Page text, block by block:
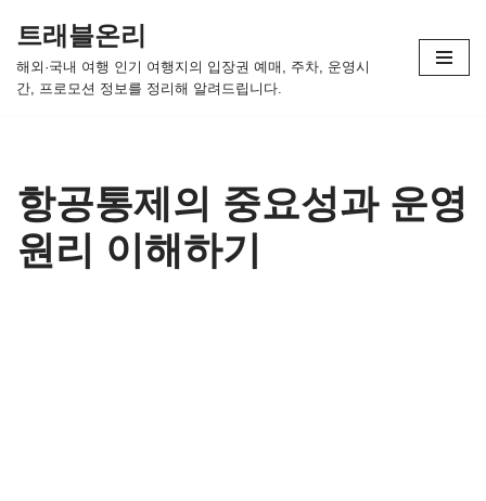
콘
텐
너
뛰
기
트래블온리
해외·국내 여행 인기 여행지의 입장권 예매, 주차, 운영시
간, 프로모션 정보를 정리해 알려드립니다.
항공통제의 중요성과 운영
원리 이해하기